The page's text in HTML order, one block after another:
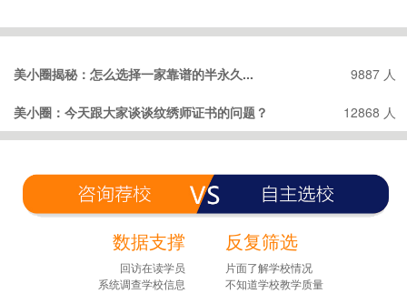
美小圈揭秘：怎么选择一家靠谱的半永久... 9887 人
美小圈：今天跟大家谈谈纹绣师证书的问题？ 12868 人
数据支撑
回访在读学员
系统调查学校信息
反复筛选
片面了解学校情况
不知道学校教学质量